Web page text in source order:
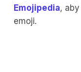
Emojipedia,
emoji.